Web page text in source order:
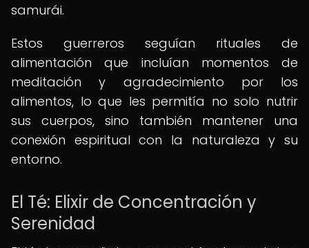
samurái.
Estos guerreros seguían rituales de
alimentación que incluían momentos de
meditación y agradecimiento por los
alimentos, lo que les permitía no solo nutrir
sus cuerpos, sino también mantener una
conexión espiritual con la naturaleza y su
entorno.
El Té: Elixir de Concentración y
Serenidad